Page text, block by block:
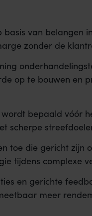
van belangen
zonder de
op te bouwen en
bepaald vóór
scherpe
toe die gericht zijn
tijdens complexe
en gerichte
meer